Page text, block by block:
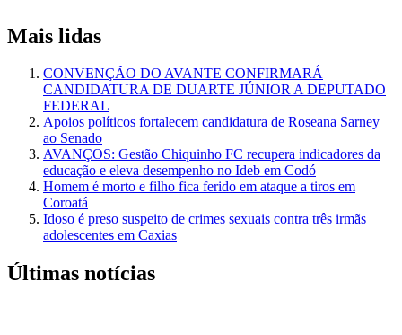
Mais lidas
CONVENÇÃO DO AVANTE CONFIRMARÁ
CANDIDATURA DE DUARTE JÚNIOR A DEPUTADO
FEDERAL
Apoios políticos fortalecem candidatura de Roseana Sarney
ao Senado
AVANÇOS: Gestão Chiquinho FC recupera indicadores da
educação e eleva desempenho no Ideb em Codó
Homem é morto e filho fica ferido em ataque a tiros em
Coroatá
Idoso é preso suspeito de crimes sexuais contra três irmãs
adolescentes em Caxias
Últimas notícias